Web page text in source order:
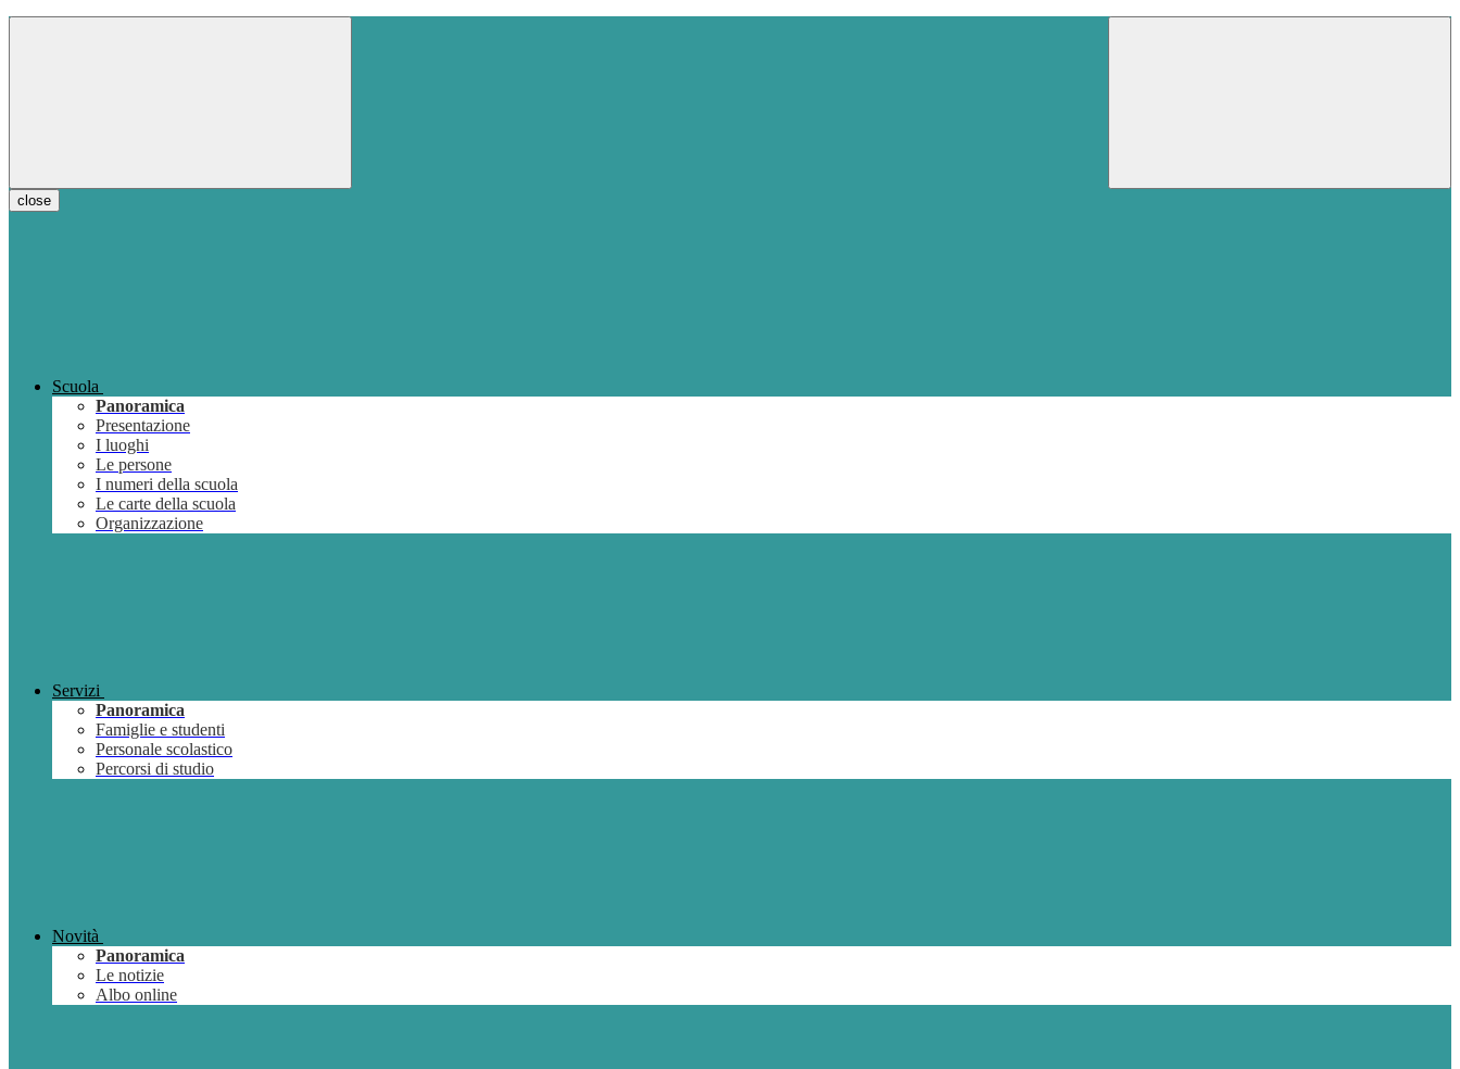
close
Scuola
Panoramica
Presentazione
I luoghi
Le persone
I numeri della scuola
Le carte della scuola
Organizzazione
Servizi
Panoramica
Famiglie e studenti
Personale scolastico
Percorsi di studio
Novità
Panoramica
Le notizie
Albo online